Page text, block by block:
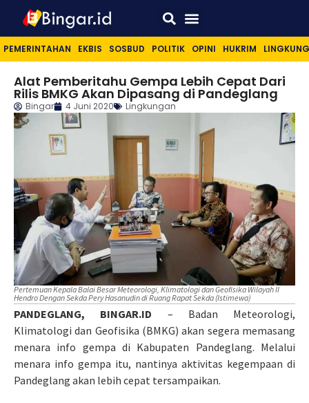
PEMERINTAHAN EKBIS SOSBUD POLITIK OPINI HUKRIM
Alat Pemberitahu Gempa Lebih Cepat Dari
Rilis BMKG Akan Dipasang di Pandeglang
Bingar 4 Juni 2020 Lingkungan
Pertemuan Kepala Balai Besar Meteorologi, Klimatologi dan Geofisika Wilayah II
Hendro Dengan Sekda Pery Hasanudin di Ruang Rapat Sekda (Istimewa)
PANDEGLANG, BINGAR.ID – Badan Meteorologi,
Klimatologi dan Geofisika (BMKG) akan segera memasang
menara info gempa di Kabupaten Pandeglang. Melalui
menara info gempa itu, nantinya aktivitas kegempaan di
Pandeglang akan lebih cepat tersampaikan.